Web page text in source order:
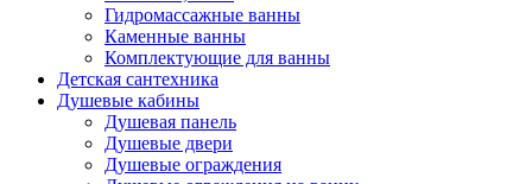
Гидромассажные ванны
Каменные ванны
Комплектующие для ванны
Детская сантехника
Душевые кабины
Душевая панель
Душевые двери
Душевые ограждения